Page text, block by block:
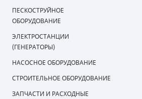
ПЕСКОСТРУЙНОЕ
ОБОРУДОВАНИЕ
ЭЛЕКТРОСТАНЦИИ
(ГЕНЕРАТОРЫ)
НАСОСНОЕ ОБОРУДОВАНИЕ
СТРОИТЕЛЬНОЕ ОБОРУДОВАНИЕ
ЗАПЧАСТИ И РАСХОДНЫЕ